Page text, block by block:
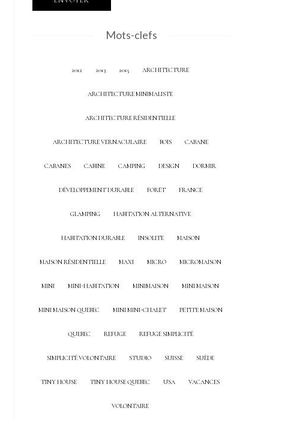
Mots-clefs
2012 2013 2015 ARCHITECTURE
ARCHITECTURE MINIMALISTE
ARCHITECTURE RÉSIDENTIELLE
ARCHITECTURE VERNACULAIRE BOIS CABANE
CABANES CABINE CAMPING DESIGN DORMIR
DÉVELOPPEMENT DURABLE FORÊT FRANCE
GLAMPING HABITATION ALTERNATIVE
HABITATION DURABLE INSOLITE MAISON
MAISON RÉSIDENTIELLE MAXI MICRO MICROMAISON
MINI MINI-HABITATION MINIMAISON MINI MAISON
MINI MAISON QUEBEC MINI MINI-CHALET PETITE MAISON
QUEBEC REFUGE REFUGE SIMPLICITÉ
SIMPLICITÉ VOLONTAIRE STUDIO SUISSE SUÈDE
TINY HOUSE TINY HOUSE QUEBEC USA VACANCES
VOLONTAIRE